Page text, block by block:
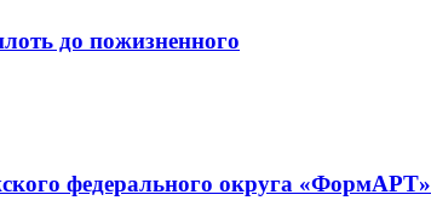
до пожизненного
федерального округа «ФормАРТ»